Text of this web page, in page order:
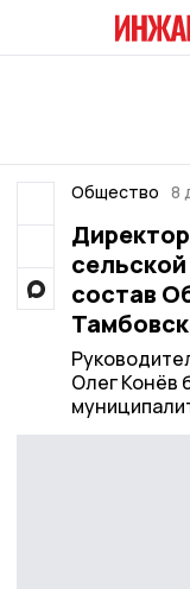
Общество 8
состав
Олег Конёв